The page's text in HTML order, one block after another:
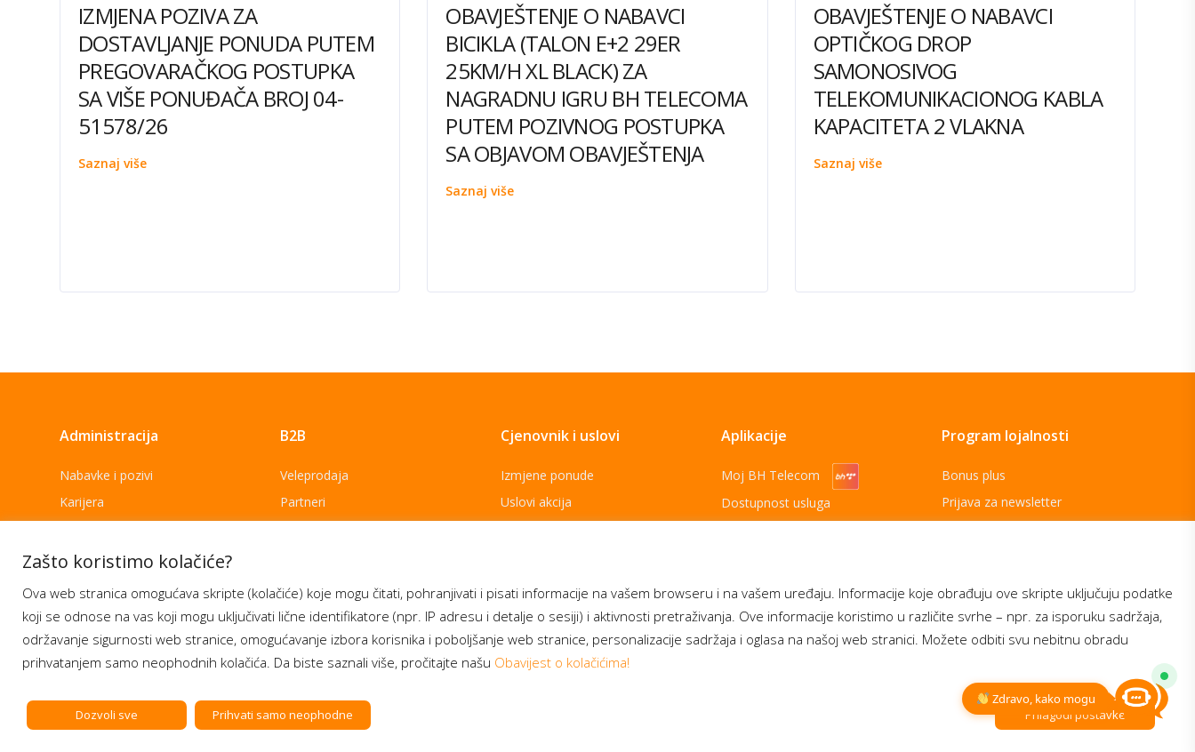
IZMJENA POZIVA ZA
DOSTAVLJANJE PONUDA PUTEM
PREGOVARAČKOG POSTUPKA
SA VIŠE PONUĐAČA BROJ 04-
51578/26
Saznaj više
OBAVJEŠTENJE O NABAVCI
BICIKLA (TALON E+2 29ER
25KM/H XL BLACK) ZA
NAGRADNU IGRU BH TELECOMA
PUTEM POZIVNOG POSTUPKA
SA OBJAVOM OBAVJEŠTENJA
Saznaj više
OBAVJEŠTENJE O NABAVCI
OPTIČKOG DROP
SAMONOSIVOG
TELEKOMUNIKACIONOG KABLA
KAPACITETA 2 VLAKNA
Saznaj više
Administracija
Nabavke i pozivi
Karijera
Arhiva vijesti
B2B
Veleprodaja
Partneri
filmske priče
Cjenovnik i uslovi
Izmjene ponude
Uslovi akcija
Aplikacije
Moj BH Telecom
Dostupnost usluga
Program lojalnosti
Bonus plus
Prijava za newsletter
Copyright BH Telecom d.d. Sarajevo. All rights reserved.
Zašto koristimo kolačiće?
Ova web stranica omogućava skripte (kolačiće) koje mogu čitati, pohranjivati i pisati informacije na vašem browseru i na vašem uređaju. Informacije koje obrađuju ove skripte uključuju podatke
koji se odnose na vas koji mogu uključivati lične identifikatore (npr. IP adresu i detalje o sesiji) i aktivnosti pretraživanja. Ove informacije koristimo u različite svrhe – npr. za isporuku sadržaja,
održavanje sigurnosti web stranice, omogućavanje izbora korisnika i poboljšanje web stranice, personalizacije sadržaja i oglasa na našoj web stranici. Možete odbiti svu nebitnu obradu
prihvatanjem samo neophodnih kolačića. Da biste saznali više, pročitajte našu Obavijest o kolačićima!
Dozvoli sve Prihvati samo neophodne Prilagodi postavke
Zdravo, kako mogu pomoći?